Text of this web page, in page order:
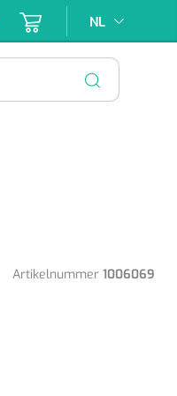
NL
Artikelnummer 1006069